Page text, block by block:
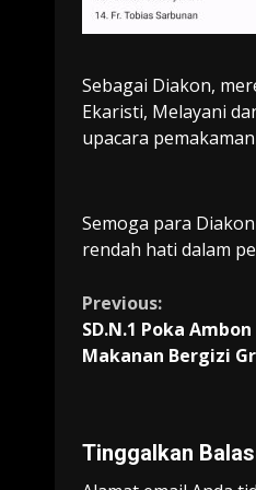
Sebagai Diakon,
Ekaristi, Melayani
upacara
Semoga para
rendah hati dalam
Continue
Reading
Previous:
SD.N.1 Poka
Makanan Bergizi
Tinggalkan